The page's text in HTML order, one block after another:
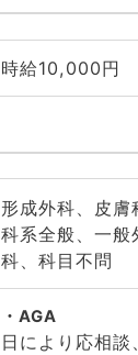
時給10,000円
形成外科、皮膚
科系全般、一般
科、科目不問
AGA
日により応相